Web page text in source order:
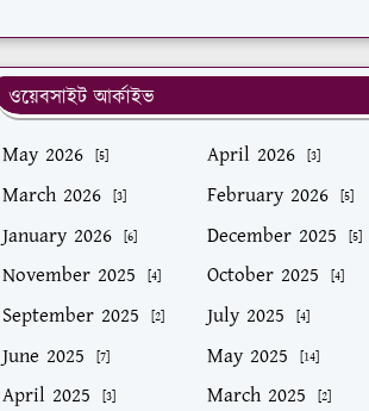
ওয়েবসাইট আর্কাইভ
May 2026
[5] April 2026 [3]
March 2026 [3] February 2026 [5]
January 2026 [6] December 2025 [5]
November 2025 [4] October 2025 [4]
September 2025 [2] July 2025 [4]
June 2025 [7] May 2025 [14]
April 2025 [3] March 2025 [2]